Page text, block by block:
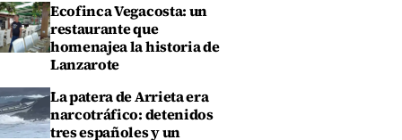
Ecofinca Vegacosta: un
restaurante que
homenajea la historia de
Lanzarote
La patera de Arrieta era
narcotráfico: detenidos
tres españoles y un